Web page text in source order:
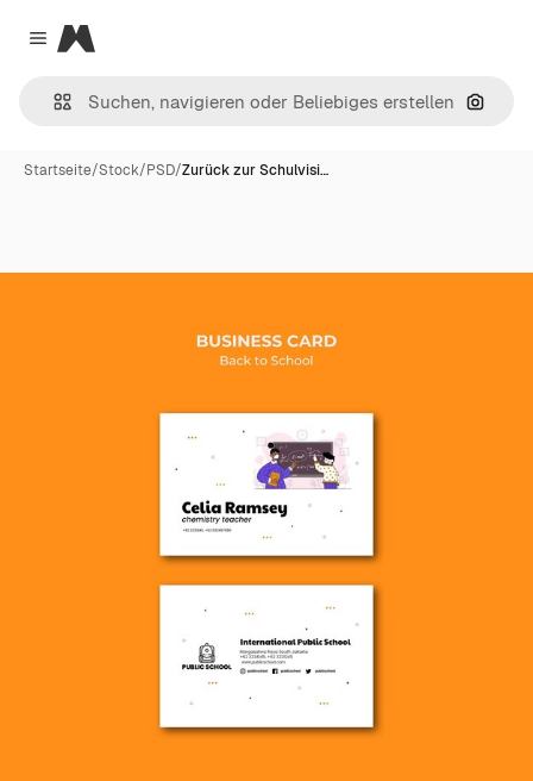
Close menu
Magnific
Nach
Startseite/Stock/PSD/Zurück zur Schulvisi…